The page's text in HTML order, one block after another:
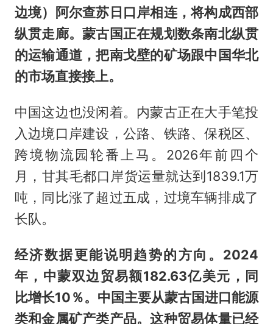
边境）阿尔查苏日口岸相连，将构成西部
纵贯走廊。蒙古国正在规划数条南北纵贯
的运输通道，把南戈壁的矿场跟中国华北
的市场直接接上。
中国这边也没闲着。内蒙古正在大手笔投
入边境口岸建设，公路、铁路、保税区、
跨境物流园轮番上马。2026年前四个
月，甘其毛都口岸货运量就达到1839.1万
吨，同比涨了超过五成，过境车辆排成了
长队。
经济数据更能说明趋势的方向。2024
年，中蒙双边贸易额182.63亿美元，同
比增长10％。中国主要从蒙古国进口能源
类和金属矿产类产品。这种贸易体量已经